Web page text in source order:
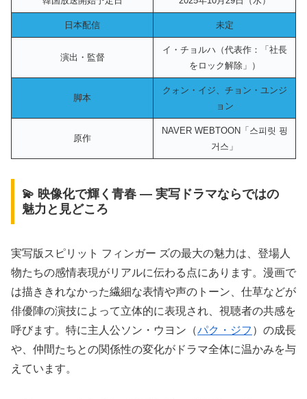
日本配信 未定
演出・監督
イ・チョルハ（代表作：「社長
をロック解除」）
脚本
クォン・イジ、チョン・ユンジ
ョン
原作
NAVER WEBTOON「스피릿 핑
거스」
💫 映像化で輝く青春 ― 実写ドラマならではの
魅力と見どころ
実写版スピリット フィンガー ズの最大の魅力は、登場人
物たちの感情表現がリアルに伝わる点にあります。漫画で
は描ききれなかった繊細な表情や声のトーン、仕草などが
俳優陣の演技によって立体的に表現され、視聴者の共感を
呼びます。特に主人公ソン・ウヨン（パク・ジフ ）の成長
や、仲間たちとの関係性の変化がドラマ全体に温かみを与
えています。